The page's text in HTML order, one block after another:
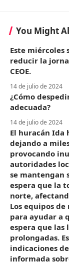
You Might
Este miércoles
reducir la
CEOE.
14 de julio de 2024
¿Cómo
adecuada?
14 de julio de 2024
El huracán Ida
dejando a
provocando
autoridades
se mantengan
espera que la
norte,
Los equipos
para ayudar a
espera que las
prolongadas.
indicaciones
informada